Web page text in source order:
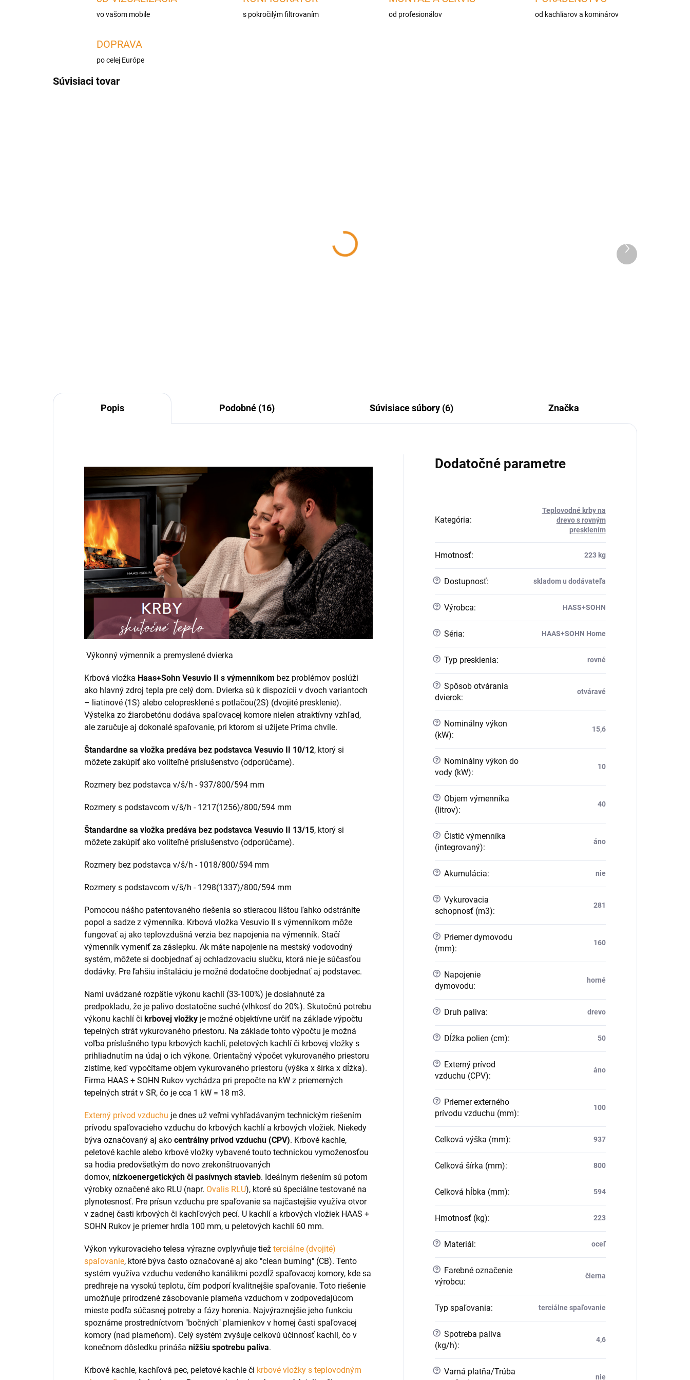
vo vašom mobile s pokročilým filtrovaním od profesionálov od kachliarov a kominárov
DOPRAVA
po celej Európe
Súvisiaci tovar
Ďalší
produkt
Popis Podobné (16) Súvisiace súbory (6) Značka
Výkonný výmenník a premyslené dvierka
Krbová vložka Haas+Sohn Vesuvio II s výmenníkom bez problémov poslúži
ako hlavný zdroj tepla pre celý dom. Dvierka sú k dispozícii v dvoch variantoch
– liatinové (1S) alebo celopresklené s potlačou(2S) (dvojité presklenie).
Výstelka zo žiarobetónu dodáva spaľovacej komore nielen atraktívny vzhľad,
ale zaručuje aj dokonalé spaľovanie, pri ktorom si užijete Prima chvíle.
Štandardne sa vložka predáva bez podstavca Vesuvio II 10/12, ktorý si
môžete zakúpiť ako voliteľné príslušenstvo (odporúčame).
Rozmery bez podstavca v/š/h - 937/800/594 mm
Rozmery s podstavcom v/š/h - 1217(1256)/800/594 mm
Štandardne sa vložka predáva bez podstavca Vesuvio II 13/15, ktorý si
môžete zakúpiť ako voliteľné príslušenstvo (odporúčame).
Rozmery bez podstavca v/š/h - 1018/800/594 mm
Rozmery s podstavcom v/š/h - 1298(1337)/800/594 mm
Pomocou nášho patentovaného riešenia so stieracou lištou ľahko odstránite
popol a sadze z výmenníka. Krbová vložka Vesuvio II s výmenníkom môže
fungovať aj ako teplovzdušná verzia bez napojenia na výmenník. Stačí
výmenník vymeniť za záslepku. Ak máte napojenie na mestský vodovodný
systém, môžete si doobjednať aj ochladzovaciu slučku, ktorá nie je súčasťou
dodávky. Pre ľahšiu inštaláciu je možné dodatočne doobjednať aj podstavec.
Nami uvádzané rozpätie výkonu kachlí (33-100%) je dosiahnuté za
predpokladu, že je palivo dostatočne suché (vlhkosť do 20%). Skutočnú potrebu
výkonu kachlí či krbovej vložky je možné objektívne určiť na základe výpočtu
tepelných strát vykurovaného priestoru. Na základe tohto výpočtu je možná
voľba príslušného typu krbových kachlí, peletových kachlí či krbovej vložky s
prihliadnutím na údaj o ich výkone. Orientačný výpočet vykurovaného priestoru
zistíme, keď vypočítame objem vykurovaného priestoru (výška x šírka x dĺžka).
Firma HAAS + SOHN Rukov vychádza pri prepočte na kW z priemerných
tepelných strát v SR, čo je cca 1 kW = 18 m3.
Externý prívod vzduchu je dnes už veľmi vyhľadávaným technickým riešením
prívodu spaľovacieho vzduchu do krbových kachlí a krbových vložiek. Niekedy
býva označovaný aj ako centrálny prívod vzduchu (CPV). Krbové kachle,
peletové kachle alebo krbové vložky vybavené touto technickou vymoženosťou
sa hodia predovšetkým do novo zrekonštruovaných
domov, nízkoenergetických či pasívnych stavieb. Ideálnym riešením sú potom
výrobky označené ako RLU (napr. Ovalis RLU), ktoré sú špeciálne testované na
plynotesnosť. Pre prísun vzduchu pre spaľovanie sa najčastejšie využíva otvor
v zadnej časti krbových či kachľových pecí. U kachlí a krbových vložiek HAAS +
SOHN Rukov je priemer hrdla 100 mm, u peletových kachlí 60 mm.
Výkon vykurovacieho telesa výrazne ovplyvňuje tiež terciálne (dvojité)
spaľovanie, ktoré býva často označované aj ako "clean burning" (CB). Tento
systém využíva vzduchu vedeného kanálikmi pozdĺž spaľovacej komory, kde sa
predhreje na vysokú teplotu, čím podporí kvalitnejšie spaľovanie. Toto riešenie
umožňuje prirodzené zásobovanie plameňa vzduchom v zodpovedajúcom
mieste podľa súčasnej potreby a fázy horenia. Najvýraznejšie jeho funkciu
spoznáme prostredníctvom "bočných" plamienkov v hornej časti spaľovacej
komory (nad plameňom). Celý systém zvyšuje celkovú účinnosť kachlí, čo v
konečnom dôsledku prináša nižšiu spotrebu paliva.
Krbové kachle, kachľová pec, peletové kachle či krbové vložky s teplovodným
Dodatočné parametre
Kategória:
Teplovodné krby na
drevo s rovným
presklením
Hmotnosť: 223 kg
? Dostupnosť: skladom u dodávateľa
? Výrobca: HASS+SOHN
? Séria: HAAS+SOHN Home
? Typ presklenia: rovné
? Spôsob otvárania
dvierok:
otváravé
? Nominálny výkon
(kW):
15,6
? Nominálny výkon do
vody (kW):
10
? Objem výmenníka
(litrov):
40
? Čistič výmenníka
(integrovaný):
áno
? Akumulácia: nie
? Vykurovacia
schopnosť (m3):
281
? Priemer dymovodu
(mm):
160
? Napojenie
dymovodu:
horné
? Druh paliva: drevo
? Dĺžka polien (cm): 50
? Externý prívod
vzduchu (CPV):
áno
? Priemer externého
prívodu vzduchu (mm):
100
Celková výška (mm): 937
Celková šírka (mm): 800
Celková hĺbka (mm): 594
Hmotnosť (kg): 223
? Materiál: oceľ
? Farebné označenie
výrobcu:
čierna
Typ spaľovania: terciálne spaľovanie
? Spotreba paliva
(kg/h):
4,6
? Varná platňa/Trúba
nie